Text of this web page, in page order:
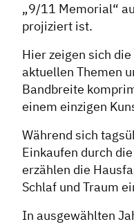
„9/11 Memorial“
projiziert ist.
Hier zeigen sich
aktuellen Themen
Bandbreite
einem einzigen
Während sich
Einkaufen durch
erzählen die
Schlaf und Traum
In ausgewählten